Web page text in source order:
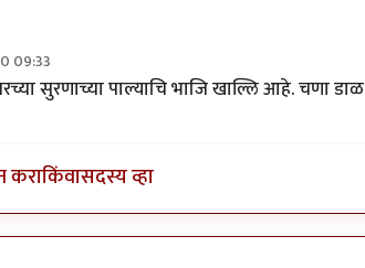
09:33
सुरणाच्या पाल्याचि भाजि खाल्लि आहे. चणा
कराकिंवासदस्य व्हा